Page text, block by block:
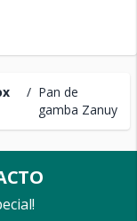
/ Pan de
gamba Zanuy